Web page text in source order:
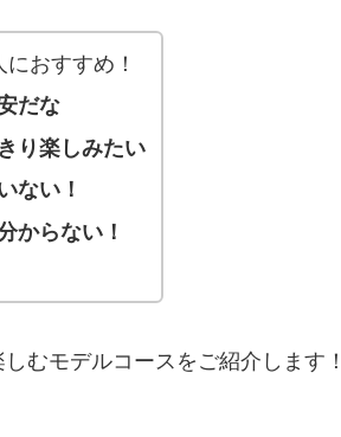
おすすめ！
だな
り楽しみたい
ない！
からない！
むモデルコースをご紹介します